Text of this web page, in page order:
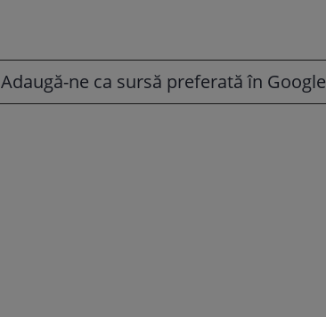
Adaugă-ne ca sursă preferată în Google